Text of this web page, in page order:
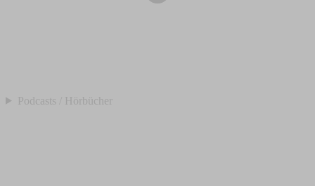
Podcasts / Hörbücher